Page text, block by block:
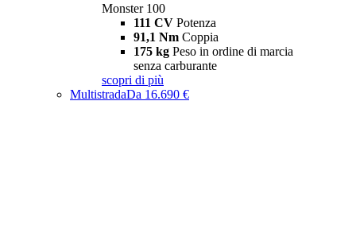
Monster 100
111 CV Potenza
91,1 Nm Coppia
175 kg Peso in ordine di marcia
senza carburante
scopri di più
MultistradaDa 16.690 €